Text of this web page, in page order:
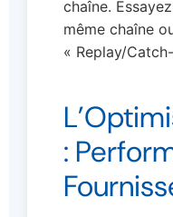
chaîne.
même chaîne
« Replay/
: